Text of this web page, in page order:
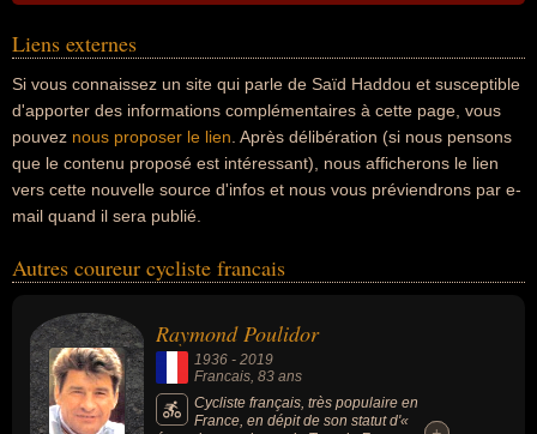
Liens externes
Si vous connaissez un site qui parle de Saïd Haddou et susceptible
d'apporter des informations complémentaires à cette page, vous
pouvez nous proposer le lien . Après délibération (si nous pensons
que le contenu proposé est intéressant), nous afficherons le lien
vers cette nouvelle source d'infos et nous vous préviendrons par e-
mail quand il sera publié.
Autres coureur cycliste francais
Raymond Poulidor
1936 - 2019
Francais, 83 ans
Cycliste français, très populaire en
France, en dépit de son statut d'«